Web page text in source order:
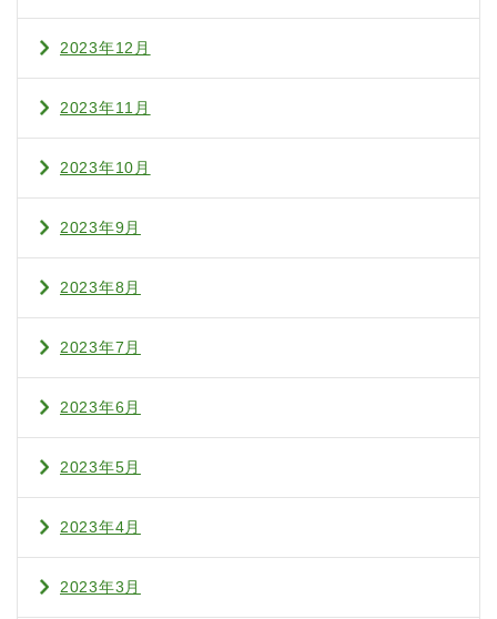
2023年12月
2023年11月
2023年10月
2023年9月
2023年8月
2023年7月
2023年6月
2023年5月
2023年4月
2023年3月